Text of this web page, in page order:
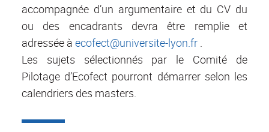
accompagnée d’un argumentaire et du CV du
ou des encadrants devra être remplie et
adressée à ecofect@universite-lyon.fr .
Les sujets sélectionnés par le Comité de
Pilotage d’Ecofect pourront démarrer selon les
calendriers des masters.